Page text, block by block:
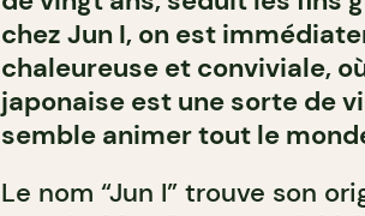
chez Jun I, on est
chaleureuse et conviviale,
japonaise est une sorte de
semble animer tout le
Le nom “Jun I” trouve son